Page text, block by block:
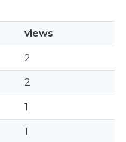
views
2
2
1
1